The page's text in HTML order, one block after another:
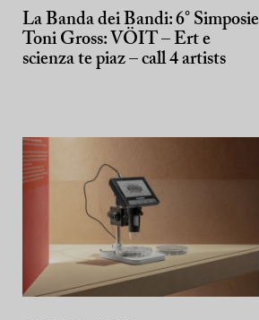
La Banda dei Bandi: 6° Simposie
Toni Gross: VÖIT – Ert e
scienza te piaz – call 4 artists